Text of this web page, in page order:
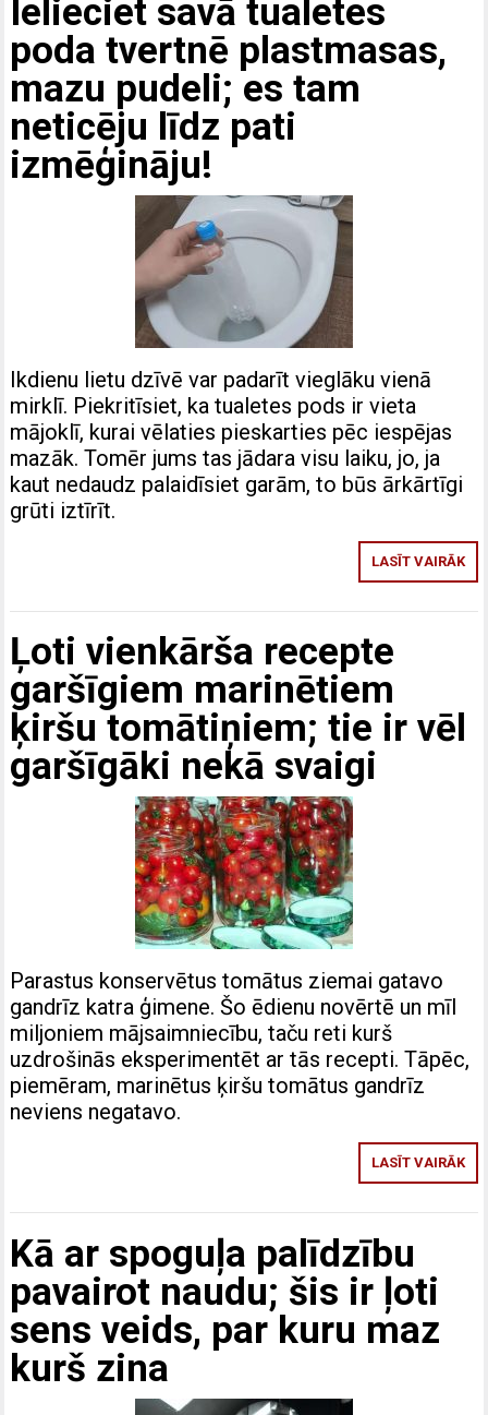
Ielieciet savā tualetes
poda tvertnē plastmasas,
mazu pudeli; es tam
neticēju līdz pati
izmēģināju!
Ikdienu lietu dzīvē var padarīt vieglāku vienā
mirklī. Piekritīsiet, ka tualetes pods ir vieta
mājoklī, kurai vēlaties pieskarties pēc iespējas
mazāk. Tomēr jums tas jādara visu laiku, jo, ja
kaut nedaudz palaidīsiet garām, to būs ārkārtīgi
grūti iztīrīt.
LASĪT VAIRĀK
Ļoti vienkārša recepte
garšīgiem marinētiem
ķiršu tomātiņiem; tie ir vēl
garšīgāki nekā svaigi
Parastus konservētus tomātus ziemai gatavo
gandrīz katra ģimene. Šo ēdienu novērtē un mīl
miljoniem mājsaimniecību, taču reti kurš
uzdrošinās eksperimentēt ar tās recepti. Tāpēc,
piemēram, marinētus ķiršu tomātus gandrīz
neviens negatavo.
LASĪT VAIRĀK
Kā ar spoguļa palīdzību
pavairot naudu; šis ir ļoti
sens veids, par kuru maz
kurš zina